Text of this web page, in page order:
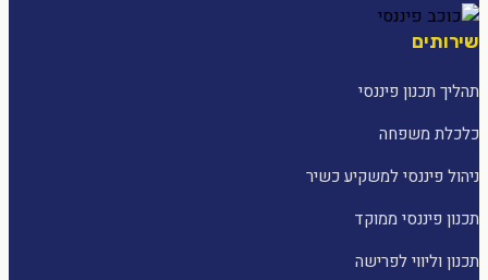
שירותים
תהליך תכנון פיננסי
כלכלת משפחה
ניהול פיננסי למשקיע כשיר
תכנון פיננסי ממוקד
תכנון וליווי לפרישה